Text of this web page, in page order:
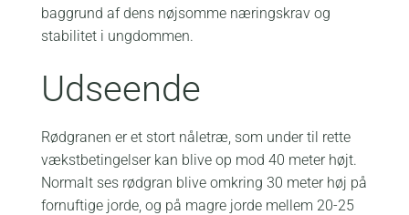
baggrund af dens nøjsomme næringskrav og
stabilitet i ungdommen.
Udseende
Rødgranen er et stort nåletræ, som under til rette
vækstbetingelser kan blive op mod 40 meter højt.
Normalt ses rødgran blive omkring 30 meter høj på
fornuftige jorde, og på magre jorde mellem 20-25